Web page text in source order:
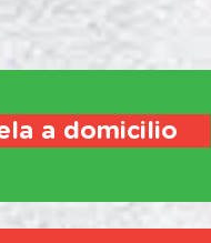
a domicilio